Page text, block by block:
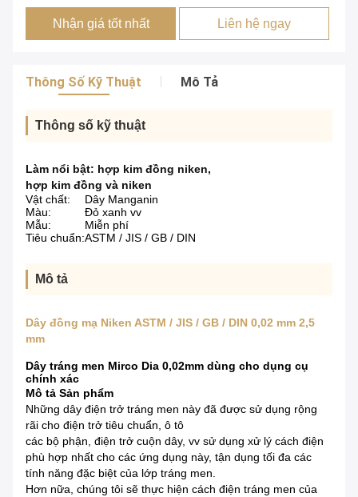
Nhận giá tốt nhất Liên hệ ngay
Thông Số Kỹ Thuật Mô Tả
Thông số kỹ thuật
Làm nổi bật: hợp kim đồng niken,
hợp kim đồng và niken
Vật chất:
Dây Manganin
Màu:
Đỏ xanh vv
Mẫu:
Miễn phí
Tiêu chuẩn:ASTM / JIS / GB / DIN
Mô tả
Dây đồng mạ Niken ASTM / JIS / GB / DIN 0,02 mm 2,5
mm
Dây tráng men Mirco Dia 0,02mm dùng cho dụng cụ
chính xác
Mô tả Sản phẩm
Những dây điện trở tráng men này đã được sử dụng rộng
rãi cho điện trở tiêu chuẩn, ô tô
các bộ phận, điện trở cuộn dây, vv sử dụng xử lý cách điện
phù hợp nhất cho các ứng dụng này, tận dụng tối đa các
tính năng đặc biệt của lớp tráng men.
Hơn nữa, chúng tôi sẽ thực hiện cách điện tráng men của